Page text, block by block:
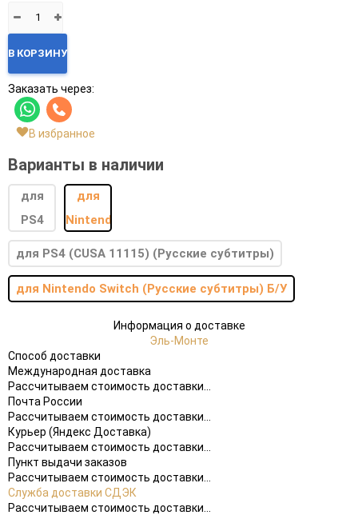
В КОРЗИНУ
Заказать через:
В избранное
Варианты в наличии
для PS4 (CUSA 11115) (Русские субтитры)
для Nintendo Switch (Русские субтитры) Б/У
Информация о доставке
Эль-Монте
Способ доставки
Международная доставка
Рассчитываем стоимость доставки...
Почта России
Рассчитываем стоимость доставки...
Курьер (Яндекс Доставка)
Рассчитываем стоимость доставки...
Пункт выдачи заказов
Рассчитываем стоимость доставки...
Служба доставки СДЭК
Рассчитываем стоимость доставки...